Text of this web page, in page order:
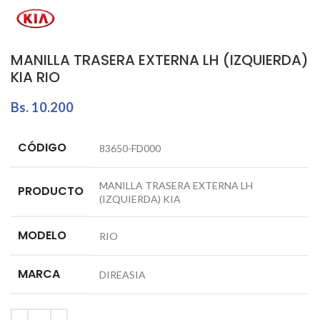
MANILLA TRASERA EXTERNA LH (IZQUIERDA)
KIA RIO
Bs. 10.200
CÓDIGO 83650-FD000
PRODUCTO
MANILLA TRASERA EXTERNA LH
(IZQUIERDA) KIA
MODELO RIO
MARCA DIREASIA